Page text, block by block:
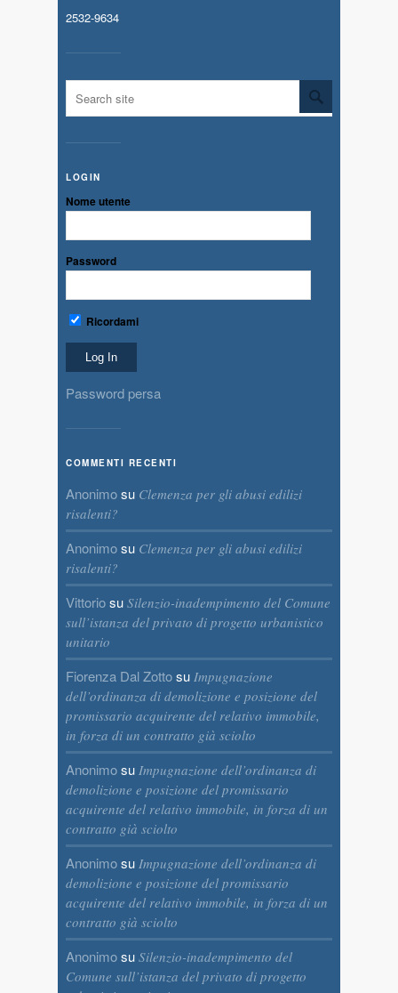
2532-9634
LOGIN
Nome utente
Password
Ricordami
Password persa
COMMENTI RECENTI
Anonimosu Clemenza per gli abusi edilizi
risalenti?
Anonimosu Clemenza per gli abusi edilizi
risalenti?
Vittoriosu Silenzio-inadempimento del Comune
sull’istanza del privato di progetto urbanistico
unitario
Fiorenza Dal Zottosu Impugnazione
dell’ordinanza di demolizione e posizione del
promissario acquirente del relativo immobile,
in forza di un contratto già sciolto
Anonimosu Impugnazione dell’ordinanza di
demolizione e posizione del promissario
acquirente del relativo immobile, in forza di un
contratto già sciolto
Anonimosu Impugnazione dell’ordinanza di
demolizione e posizione del promissario
acquirente del relativo immobile, in forza di un
contratto già sciolto
Anonimosu Silenzio-inadempimento del
Comune sull’istanza del privato di progetto